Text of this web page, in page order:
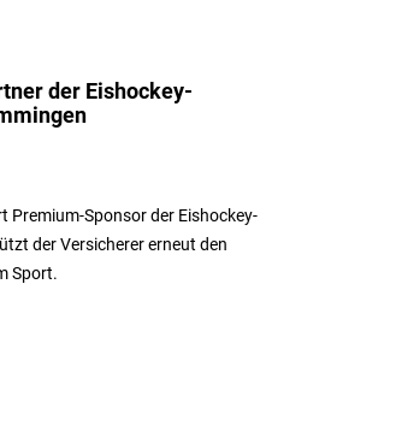
der Eishockey-
Premium-Sponsor der Eishockey-
der Versicherer erneut den
Sport.